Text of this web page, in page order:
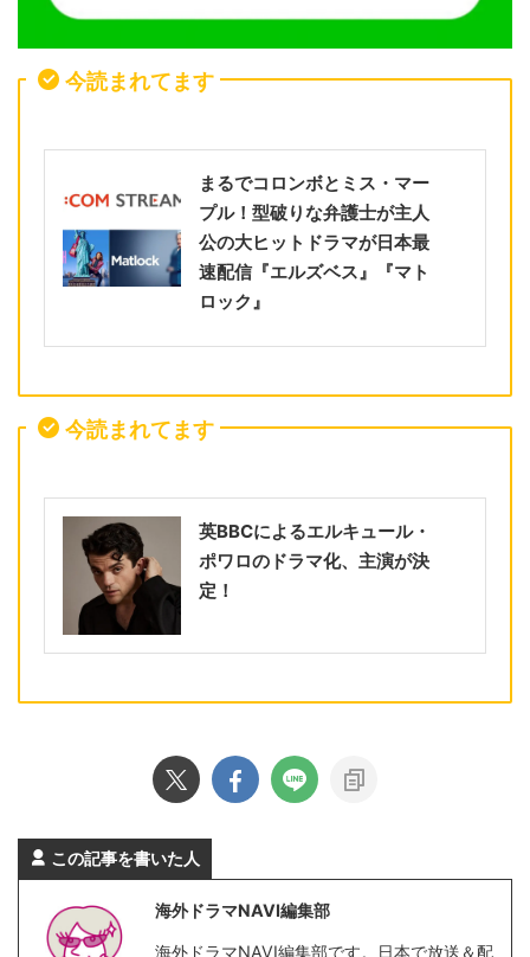
今読まれてます
まるでコロンボとミス・マー
プル！型破りな弁護士が主人
公の大ヒットドラマが日本最
速配信『エルズベス』『マト
ロック』
今読まれてます
英BBCによるエルキュール・
ポワロのドラマ化、主演が決
定！
この記事を書いた人
海外ドラマNAVI編集部
海外ドラマNAVI編集部です。日本で放送＆配